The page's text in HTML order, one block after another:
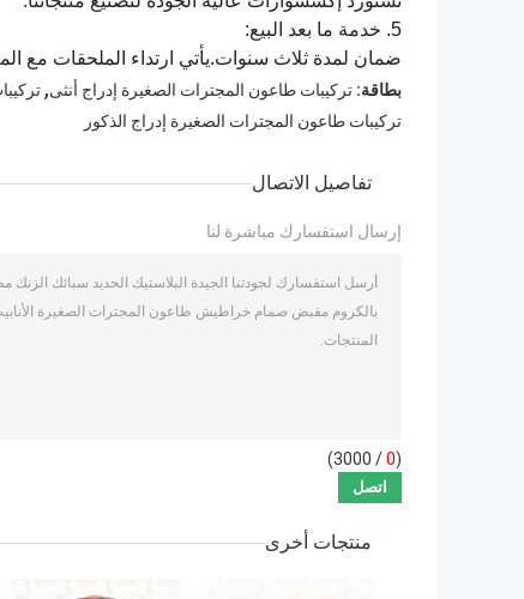
5. خدمة ما بعد البيع:
ضمان لمدة ثلاث سنوات.يأتي ارتداء الملحقات مع
بطاقة: تركيبات طاعون المجترات الصغيرة إدراج أنثى,
تركيبات طاعون المجترات الصغيرة إدراج الذكور
تفاصيل الاتصال
إرسال استفسارك مباشرة لنا
(
0
/ 3000)
منتجات أخرى